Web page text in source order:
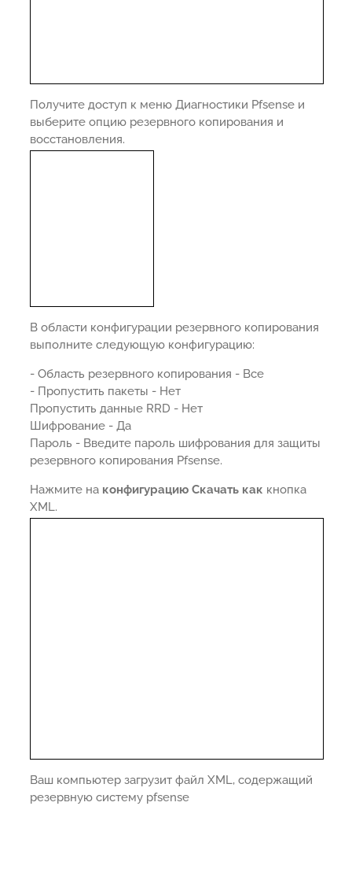
Получите доступ к меню Диагностики Pfsense и
выберите опцию резервного копирования и
восстановления.
В области конфигурации резервного копирования
выполните следующую конфигурацию:
- Область резервного копирования - Все
- Пропустить пакеты - Нет
Пропустить данные RRD - Нет
Шифрование - Да
Пароль - Введите пароль шифрования для защиты
резервного копирования Pfsense.
Нажмите на конфигурацию Скачать как кнопка
XML.
Ваш компьютер загрузит файл XML, содержащий
резервную систему pfsense